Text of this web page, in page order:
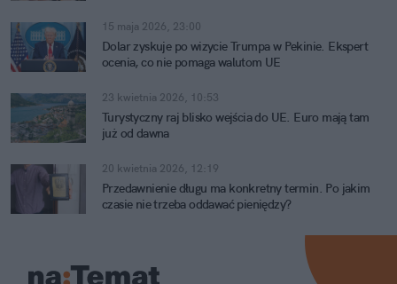
15 maja 2026, 23:00
Dolar zyskuje po wizycie Trumpa w Pekinie. Ekspert
ocenia, co nie pomaga walutom UE
23 kwietnia 2026, 10:53
Turystyczny raj blisko wejścia do UE. Euro mają tam
już od dawna
20 kwietnia 2026, 12:19
Przedawnienie długu ma konkretny termin. Po jakim
czasie nie trzeba oddawać pieniędzy?